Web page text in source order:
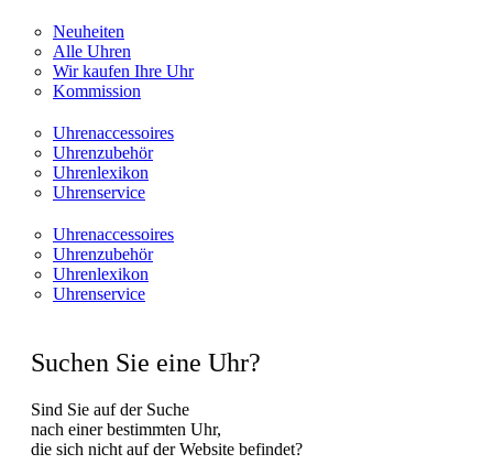
Neuheiten
Alle Uhren
Wir kaufen Ihre Uhr
Kommission
Uhrenaccessoires
Uhrenzubehör
Uhrenlexikon
Uhrenservice
Uhrenaccessoires
Uhrenzubehör
Uhrenlexikon
Uhrenservice
Suchen Sie eine Uhr?
Sind Sie auf der Suche
nach einer bestimmten Uhr,
die sich nicht auf der Website befindet?